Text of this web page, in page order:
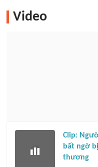
Video
Clip:
bất ngờ
thương